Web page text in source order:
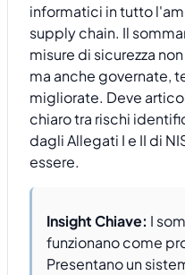
informatici in tutto
supply chain. Il
misure di sicurezza
ma anche governate,
migliorate. Deve
chiaro tra rischi
dagli Allegati I e II di
essere.
Insight Chiave: I
funzionano come
Presentano un